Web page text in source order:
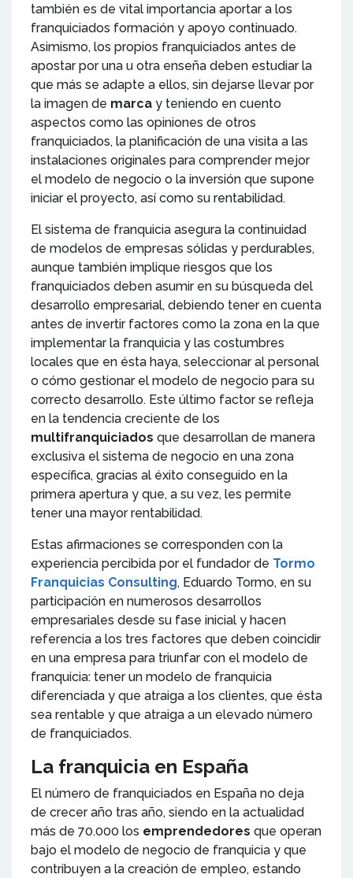
también es de vital importancia aportar a los
franquiciados formación y apoyo continuado.
Asimismo, los propios franquiciados antes de
apostar por una u otra enseña deben estudiar la
que más se adapte a ellos, sin dejarse llevar por
la imagen de marca y teniendo en cuento
aspectos como las opiniones de otros
franquiciados, la planificación de una visita a las
instalaciones originales para comprender mejor
el modelo de negocio o la inversión que supone
iniciar el proyecto, así como su rentabilidad.
El sistema de franquicia asegura la continuidad
de modelos de empresas sólidas y perdurables,
aunque también implique riesgos que los
franquiciados deben asumir en su búsqueda del
desarrollo empresarial, debiendo tener en cuenta
antes de invertir factores como la zona en la que
implementar la franquicia y las costumbres
locales que en ésta haya, seleccionar al personal
o cómo gestionar el modelo de negocio para su
correcto desarrollo. Este último factor se refleja
en la tendencia creciente de los
multifranquiciados que desarrollan de manera
exclusiva el sistema de negocio en una zona
específica, gracias al éxito conseguido en la
primera apertura y que, a su vez, les permite
tener una mayor rentabilidad.
Estas afirmaciones se corresponden con la
experiencia percibida por el fundador de Tormo
Franquicias Consulting, Eduardo Tormo, en su
participación en numerosos desarrollos
empresariales desde su fase inicial y hacen
referencia a los tres factores que deben coincidir
en una empresa para triunfar con el modelo de
franquicia: tener un modelo de franquicia
diferenciada y que atraiga a los clientes, que ésta
sea rentable y que atraiga a un elevado número
de franquiciados.
La franquicia en España
El número de franquiciados en España no deja
de crecer año tras año, siendo en la actualidad
más de 70.000 los emprendedores que operan
bajo el modelo de negocio de franquicia y que
contribuyen a la creación de empleo, estando